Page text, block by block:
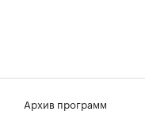
Архив программ